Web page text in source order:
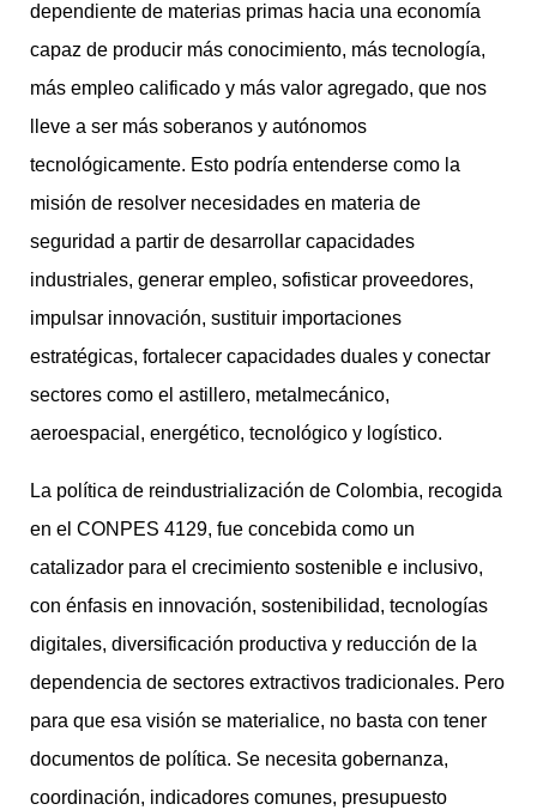
dependiente de materias primas hacia una economía
capaz de producir más conocimiento, más tecnología,
más empleo calificado y más valor agregado, que nos
lleve a ser más soberanos y autónomos
tecnológicamente. Esto podría entenderse como la
misión de resolver necesidades en materia de
seguridad a partir de desarrollar capacidades
industriales, generar empleo, sofisticar proveedores,
impulsar innovación, sustituir importaciones
estratégicas, fortalecer capacidades duales y conectar
sectores como el astillero, metalmecánico,
aeroespacial, energético, tecnológico y logístico.
La política de reindustrialización de Colombia, recogida
en el CONPES 4129, fue concebida como un
catalizador para el crecimiento sostenible e inclusivo,
con énfasis en innovación, sostenibilidad, tecnologías
digitales, diversificación productiva y reducción de la
dependencia de sectores extractivos tradicionales. Pero
para que esa visión se materialice, no basta con tener
documentos de política. Se necesita gobernanza,
coordinación, indicadores comunes, presupuesto